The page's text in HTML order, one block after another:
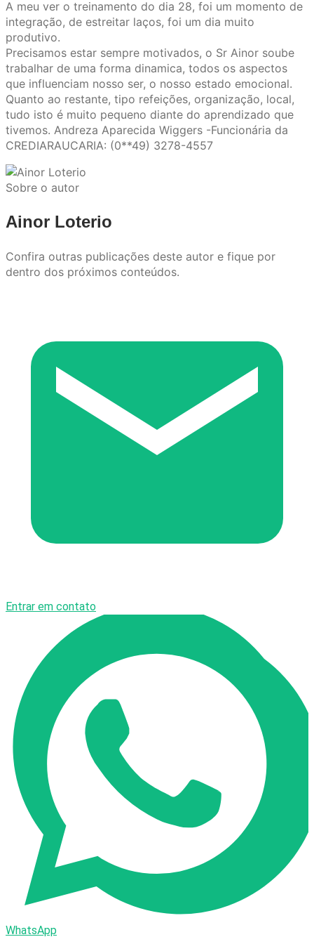
A meu ver o treinamento do dia 28, foi um momento de
integração, de estreitar laços, foi um dia muito
produtivo.
Precisamos estar sempre motivados, o Sr Ainor soube
trabalhar de uma forma dinamica, todos os aspectos
que influenciam nosso ser, o nosso estado emocional.
Quanto ao restante, tipo refeições, organização, local,
tudo isto é muito pequeno diante do aprendizado que
tivemos. Andreza Aparecida Wiggers -Funcionária da
CREDIARAUCARIA: (0**49) 3278-4557
Sobre o autor
Ainor Loterio
Confira outras publicações deste autor e fique por
dentro dos próximos conteúdos.
Entrar em contato
WhatsApp